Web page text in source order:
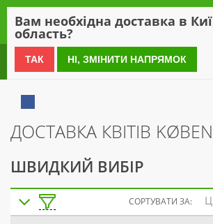
0 800 21 54 55
ДОСТАВКА КВІТІВ
ШВИДКИЙ ВИБІР
СОРТУВАТИ ЗА:
Вам необхідна доставка в
область?
ТАК НІ, ЗМІНИТИ НАПРЯМОК